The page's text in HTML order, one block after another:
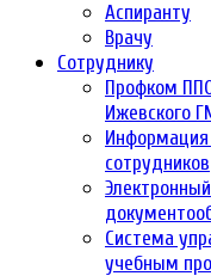
Аспиранту
Врачу
Сотруднику
Профком
Ижевского
сотрудников
Электронный
Система
учебным